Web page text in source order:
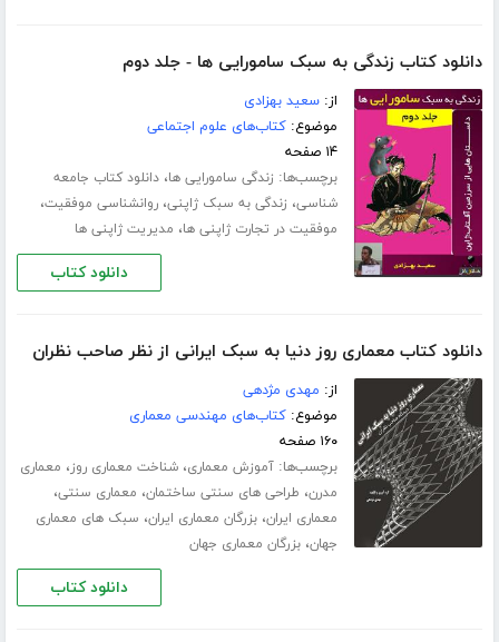
دانلود کتاب زندگی به سبک سامورایی ها - جلد دوم
از:سعید بهزادی
موضوع:کتاب‌های علوم اجتماعی
۱۴ صفحه
برچسب‌ها: زندگی سامورایی ها،دانلود کتاب جامعه
شناسی، زندگی به سبک ژاپنی،روانشناسی موفقیت،
موفقیت در تجارت ژاپنی ها، مدیریت ژاپنی ها
دانلود کتاب
دانلود کتاب معماری روز دنیا به سبک ایرانی از نظر صاحب نظران
از: مهدی مژدهی
موضوع:کتاب‌های مهندسی معماری
۱۶۰ صفحه
برچسب‌ها:آموزش معماری،شناخت معماری روز، معماری
مدرن، طراحی های سنتی ساختمان، معماری سنتی،
معماری ایران،بزرگان معماری ایران، سبک های معماری
جهان،بزرگان معماری جهان
دانلود کتاب